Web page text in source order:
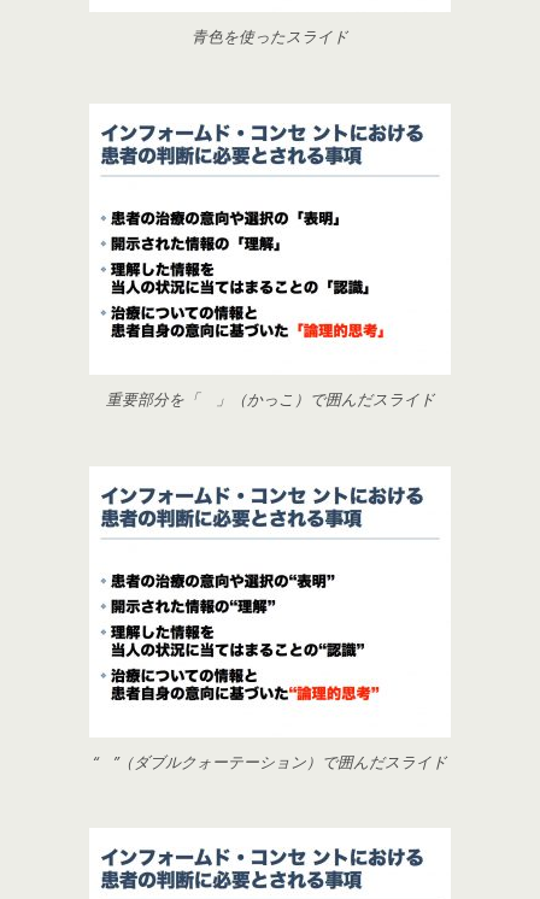
青色を使ったスライド
重要部分を「 」（かっこ）で囲んだスライド
“ ”（ダブルクォーテーション）で囲んだスライド